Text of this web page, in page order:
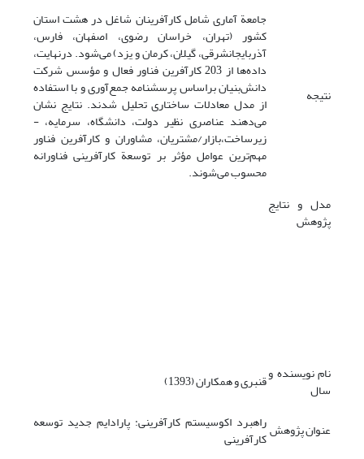
نتیجه
جامعة آماری شامل کارآفرینان شاغل در هشت استان
کشور (تهران، خراسان رضوی، اصفهان، فارس،
آذربایجان­شرقی، گیلان، کرمان و یزد) می‌شود. درنهایت،
داده‌ها از 203 کارآفرین فناور فعال و مؤسس شرکت
دانش‌بنیان براساس پرسشنامه جمع‌آوری و با استفاده
از مدل معادلات ساختاری تحلیل شدند. نتایج نشان
می‌دهند عناصری نظیر دولت، دانشگاه، ­سرمایه، ­
زیرساخت،­بازار/مشتریان، مشاوران و کارآفرین فناور
مهم‌ترین عوامل مؤثر بر توسعة کارآفرینی فناورانه
محسوب می‌شوند.
مدل و نتایج
پژوهش
نام نویسنده و
سال قنبری و همکاران (1393)
عنوان پژوهشراهبرد اکوسیستم کارآفرینی: پارادایم جدید توسعه
کارآفرینی